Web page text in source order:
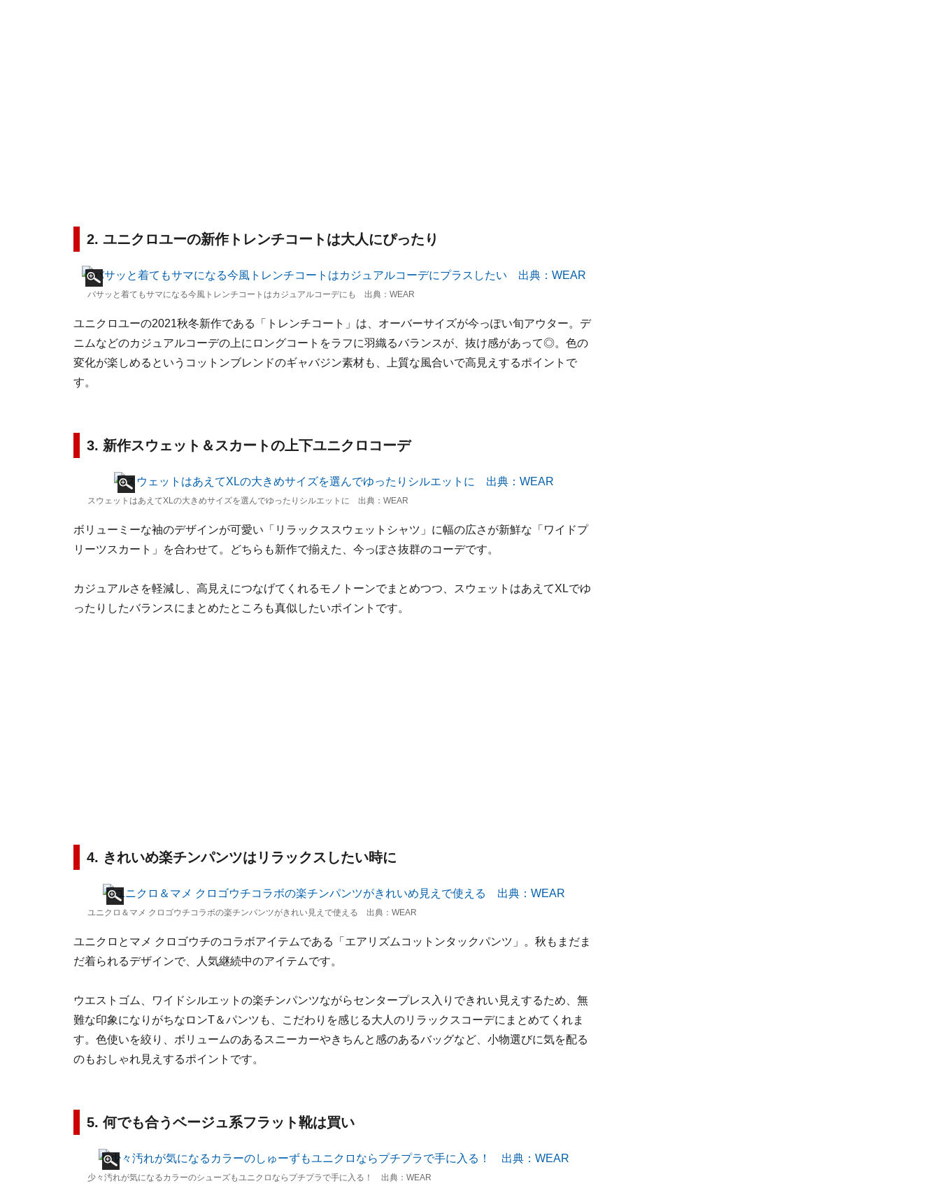
2. ユニクロユーの新作トレンチコートは大人にぴったり
バサッと着てもサマになる今風トレンチコートはカジュアルコーデにも 出典：WEAR
ユニクロユーの2021秋冬新作である「トレンチコート」は、オーバーサイズが今っぽい旬アウター。デ
ニムなどのカジュアルコーデの上にロングコートをラフに羽織るバランスが、抜け感があって◎。色の
変化が楽しめるというコットンブレンドのギャバジン素材も、上質な風合いで高見えするポイントで
す。
3. 新作スウェット＆スカートの上下ユニクロコーデ
スウェットはあえてXLの大きめサイズを選んでゆったりシルエットに 出典：WEAR
ボリューミーな袖のデザインが可愛い「リラックススウェットシャツ」に幅の広さが新鮮な「ワイドプ
リーツスカート」を合わせて。どちらも新作で揃えた、今っぽさ抜群のコーデです。
カジュアルさを軽減し、高見えにつなげてくれるモノトーンでまとめつつ、スウェットはあえてXLでゆ
ったりしたバランスにまとめたところも真似したいポイントです。
4. きれいめ楽チンパンツはリラックスしたい時に
ユニクロ＆マメ クロゴウチコラボの楽チンパンツがきれい見えで使える 出典：WEAR
ユニクロとマメ クロゴウチのコラボアイテムである「エアリズムコットンタックパンツ」。秋もまだま
だ着られるデザインで、人気継続中のアイテムです。
ウエストゴム、ワイドシルエットの楽チンパンツながらセンタープレス入りできれい見えするため、無
難な印象になりがちなロンT＆パンツも、こだわりを感じる大人のリラックスコーデにまとめてくれま
す。色使いを絞り、ボリュームのあるスニーカーやきちんと感のあるバッグなど、小物選びに気を配る
のもおしゃれ見えするポイントです。
5. 何でも合うベージュ系フラット靴は買い
少々汚れが気になるカラーのシューズもユニクロならプチプラで手に入る！ 出典：WEAR